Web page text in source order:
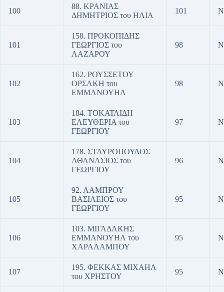
100
88. ΚΡΑΝΙΑΣ
ΔΗΜΗΤΡΙΟΣ του ΗΛΙΑ
101
101
158. ΠΡΟΚΟΠΙΔΗΣ
ΓΕΩΡΓΙΟΣ του
ΛΑΖΑΡΟΥ
98
102
162. ΡΟΥΣΣΕΤΟΥ
ΟΡΣΑΚΗ του
ΕΜΜΑΝΟΥΗΛ
98
103
184. ΤΟΚΑΤΛΙΔΗ
ΕΛΕΥΘΕΡΙΑ του
ΓΕΩΡΓΙΟΥ
97
104
178. ΣΤΑΥΡΟΠΟΥΛΟΣ
ΑΘΑΝΑΣΙΟΣ του
ΓΕΩΡΓΙΟΥ
96
105
92. ΛΑΜΠΡΟΥ
ΒΑΣΙΛΕΙΟΣ του
ΓΕΩΡΓΙΟΥ
95
106
103. ΜΙΓΑΔΑΚΗΣ
ΕΜΜΑΝΟΥΗΛ του
ΧΑΡΑΛΑΜΠΟΥ
95
107
195. ΦΕΚΚΑΣ ΜΙΧΑΗΛ
του ΧΡΗΣΤΟΥ
95